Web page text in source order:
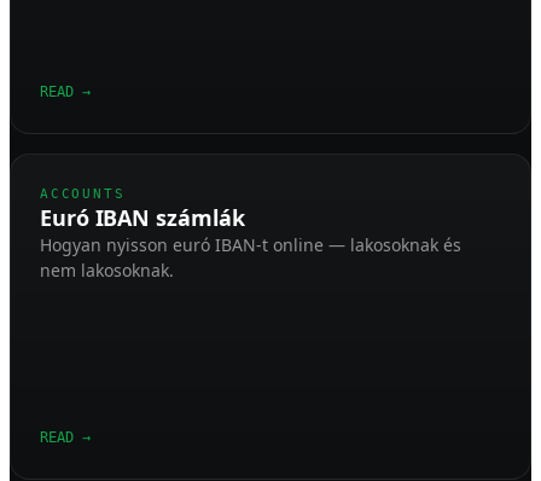
READ →
ACCOUNTS
Euró IBAN számlák
Hogyan nyisson euró IBAN-t online — lakosoknak és
nem lakosoknak.
READ →